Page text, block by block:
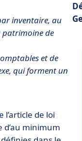
inventaire, au
patrimoine de
et de
qui forment un
de loi
d’au minimum